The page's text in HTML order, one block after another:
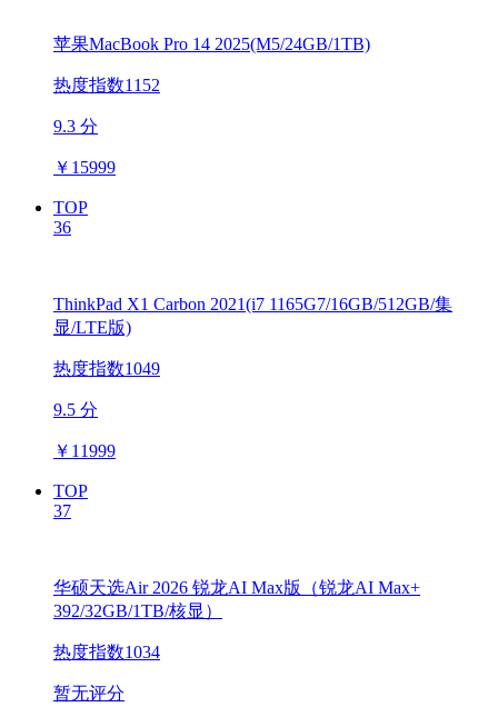
苹果MacBook Pro 14 2025(M5/24GB/1TB)
热度指数1152
9.3 分
￥ 15999
TOP
36
ThinkPad X1 Carbon 2021(i7 1165G7/16GB/512GB/集
显/LTE版)
热度指数1049
9.5 分
￥ 11999
TOP
37
华硕天选Air 2026 锐龙AI Max版（锐龙AI Max+
392/32GB/1TB/核显）
热度指数1034
暂无评分